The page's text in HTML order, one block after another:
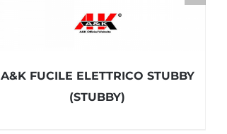
A&K FUCILE ELETTRICO STUBBY
(STUBBY)